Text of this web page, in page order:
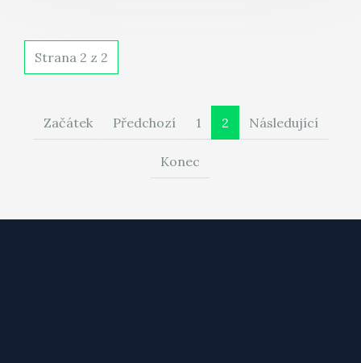
Strana 2 z 2
Začátek Předchozí 1 2 Následující
Konec